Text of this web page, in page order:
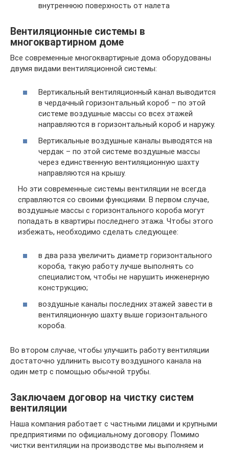
внутреннюю поверхность от налета
Вентиляционные системы в
многоквартирном доме
Все современные многоквартирные дома оборудованы
двумя видами вентиляционной системы:
Вертикальный вентиляционный канал выводится
в чердачный горизонтальный короб – по этой
системе воздушные массы со всех этажей
направляются в горизонтальный короб и наружу.
Вертикальные воздушные каналы выводятся на
чердак – по этой системе воздушные массы
через единственную вентиляционную шахту
направляются на крышу.
Но эти современные системы вентиляции не всегда
справляются со своими функциями. В первом случае,
воздушные массы с горизонтального короба могут
попадать в квартиры последнего этажа. Чтобы этого
избежать, необходимо сделать следующее:
в два раза увеличить диаметр горизонтального
короба, такую работу лучше выполнять со
специалистом, чтобы не нарушить инженерную
конструкцию;
воздушные каналы последних этажей завести в
вентиляционную шахту выше горизонтального
короба.
Во втором случае, чтобы улучшить работу вентиляции
достаточно удлинить высоту воздушного канала на
один метр с помощью обычной трубы.
Заключаем договор на чистку систем
вентиляции
Наша компания работает с частными лицами и крупными
предприятиями по официальному договору. Помимо
чистки вентиляции на производстве мы выполняем и